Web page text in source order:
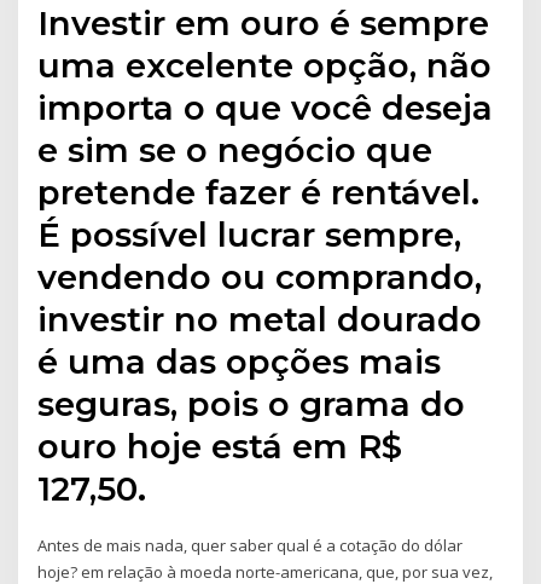
Investir em ouro é sempre
uma excelente opção, não
importa o que você deseja
e sim se o negócio que
pretende fazer é rentável.
É possível lucrar sempre,
vendendo ou comprando,
investir no metal dourado
é uma das opções mais
seguras, pois o grama do
ouro hoje está em R$
127,50.
Antes de mais nada, quer saber qual é a cotação do dólar
hoje? em relação à moeda norte-americana, que, por sua vez,